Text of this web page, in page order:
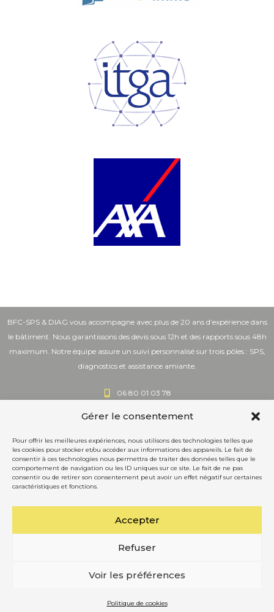
Gérer le consentement
Pour offrir les meilleures expériences, nous utilisons des technologies telles que
les cookies pour stocker et/ou accéder aux informations des appareils. Le fait de
consentir à ces technologies nous permettra de traiter des données telles que le
comportement de navigation ou les ID uniques sur ce site. Le fait de ne pas
consentir ou de retirer son consentement peut avoir un effet négatif sur certaines
caractéristiques et fonctions.
Accepter
Refuser
Voir les préférences
Politique de cookies
BFC-SPS & DIAG vous accompagne avec plus de 20 ans d’expérience dans
le bâtiment. Nous garantissons des devis sous 12h et des rapports sous 48h
maximum. Notre équipe assure un suivi personnalisé sur trois pôles : SPS,
diagnostics et assistance amiante.
06 80 01 03 78
contact@bfc-spsdiag.fr
Obtenir un devis sous 12 heures
Mentions légales
Politique de cookies (UE)
Site réalisé par VBAUDRY
Copyright BFC-SPS & DIAG BOURGOGNE FRANCHE
réservés